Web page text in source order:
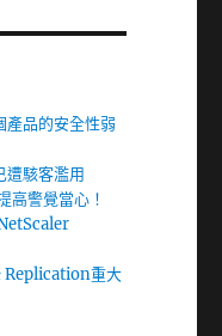
產品的安全性弱
駭客濫用
高警覺當心！
Replication重大